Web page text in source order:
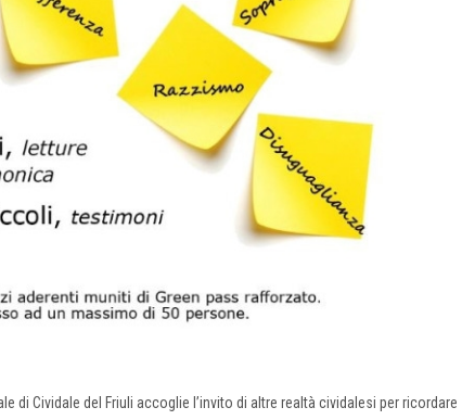
di Cividale del Friuli accoglie l’invito di altre realtà cividalesi per ricordare